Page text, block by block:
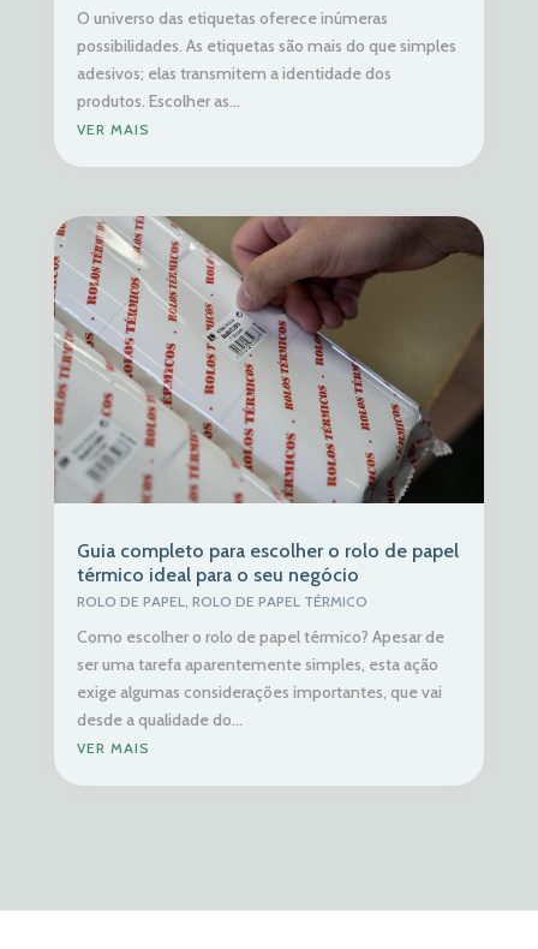
O universo das etiquetas oferece inúmeras
possibilidades. As etiquetas são mais do que simples
adesivos; elas transmitem a identidade dos
produtos. Escolher as...
VER MAIS
Guia completo para escolher o rolo de papel
térmico ideal para o seu negócio
ROLO DE PAPEL, ROLO DE PAPEL TÉRMICO
Como escolher o rolo de papel térmico? Apesar de
ser uma tarefa aparentemente simples, esta ação
exige algumas considerações importantes, que vai
desde a qualidade do...
VER MAIS